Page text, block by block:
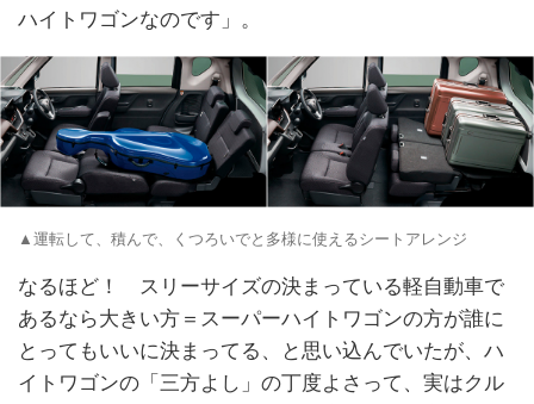
ハイトワゴンなのです」。
▲運転して、積んで、くつろいでと多様に使えるシートアレンジ
なるほど！ スリーサイズの決まっている軽自動車で
あるなら大きい方＝スーパーハイトワゴンの方が誰に
とってもいいに決まってる、と思い込んでいたが、ハ
イトワゴンの「三方よし」の丁度よさって、実はクル